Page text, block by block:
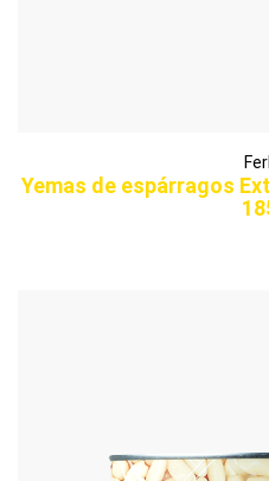
Yemas de espárragos